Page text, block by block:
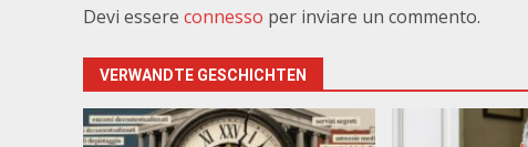
Devi essere connesso per inviare un commento.
VERWANDTE GESCHICHTEN